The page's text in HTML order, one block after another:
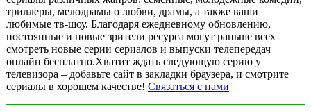
триллеры, мелодрамы о любви, драмы, а также ваши
любимые тв-шоу. Благодаря ежедневному обновлению,
постоянные и новые зрители ресурса могут раньше всех
смотреть новые серии сериалов и выпуски телепередач
онлайн бесплатно.Хватит ждать следующую серию у
телевизора – добавьте сайт в закладки браузера, и смотрите
сериалы в хорошем качестве! Связаться с нами